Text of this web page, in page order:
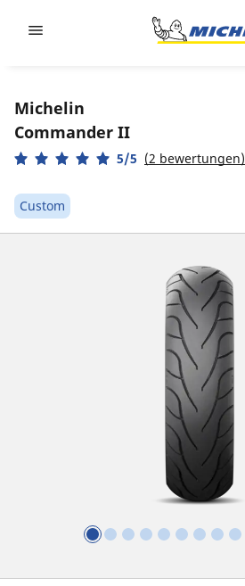
Michelin
Commander II
5/5 (2 bewertungen)
Custom